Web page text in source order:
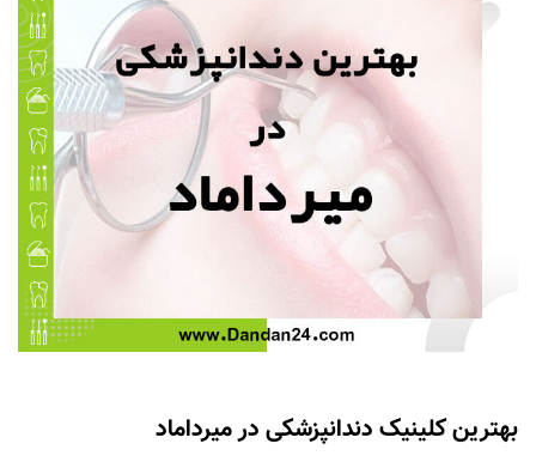
بهترین کلینیک دندانپزشکی در میرداماد